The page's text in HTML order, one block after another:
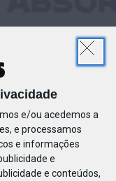
e/ou acedemos a
e processamos
e informações
e
e conteúdos,